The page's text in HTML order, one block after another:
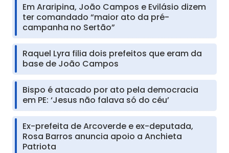
Em Araripina, João Campos e Evilásio dizem
ter comandado “maior ato da pré-
campanha no Sertão”
Raquel Lyra filia dois prefeitos que eram da
base de João Campos
Bispo é atacado por ato pela democracia
em PE: ‘Jesus não falava só do céu’
Ex-prefeita de Arcoverde e ex-deputada,
Rosa Barros anuncia apoio a Anchieta
Patriota